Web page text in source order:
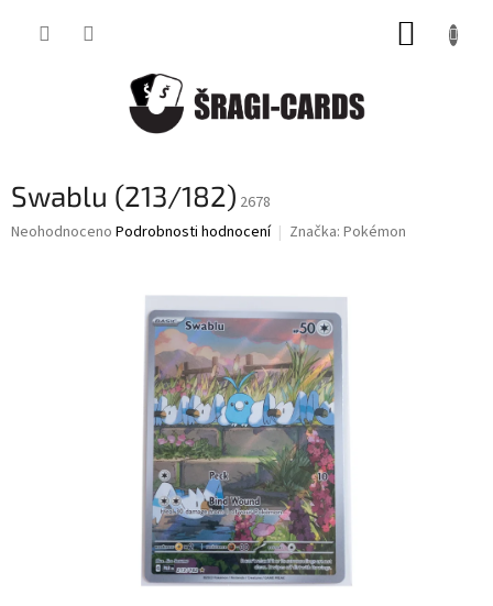
Swablu (213/182) 2678
Průměrné
Neohodnoceno Podrobnosti hodnocení Značka: Pokémon